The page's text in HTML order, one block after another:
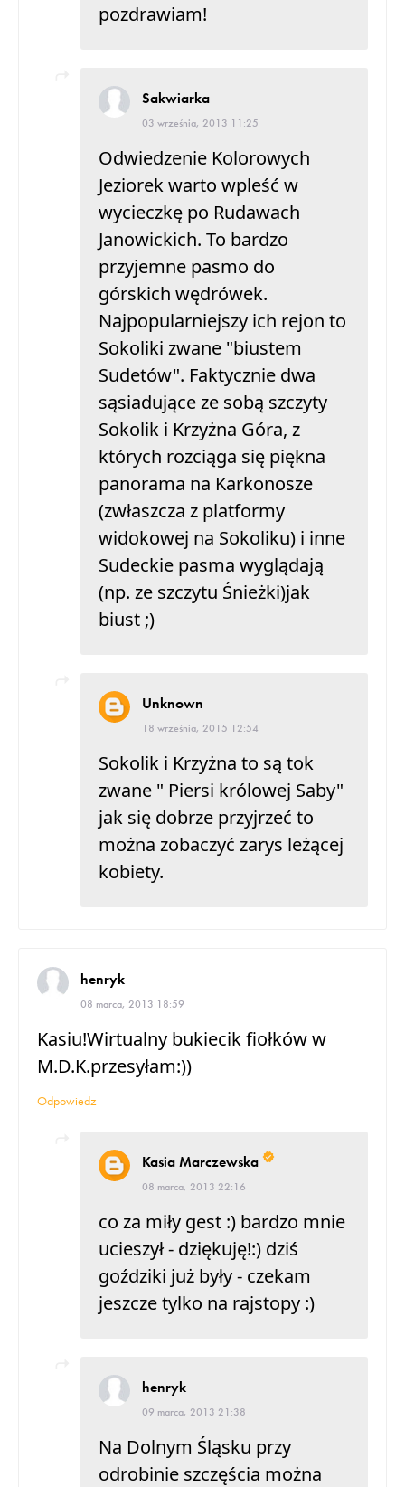
pozdrawiam!
Sakwiarka
03 września, 2013 11:25
Odwiedzenie Kolorowych
Jeziorek warto wpleść w
wycieczkę po Rudawach
Janowickich. To bardzo
przyjemne pasmo do
górskich wędrówek.
Najpopularniejszy ich rejon to
Sokoliki zwane "biustem
Sudetów". Faktycznie dwa
sąsiadujące ze sobą szczyty
Sokolik i Krzyżna Góra, z
których rozciąga się piękna
panorama na Karkonosze
(zwłaszcza z platformy
widokowej na Sokoliku) i inne
Sudeckie pasma wyglądają
(np. ze szczytu Śnieżki)jak
biust ;)
Unknown
18 września, 2015 12:54
Sokolik i Krzyżna to są tok
zwane " Piersi królowej Saby"
jak się dobrze przyjrzeć to
można zobaczyć zarys leżącej
kobiety.
henryk
08 marca, 2013 18:59
Kasiu!Wirtualny bukiecik fiołków w
M.D.K.przesyłam:))
Odpowiedz
Kasia Marczewska
08 marca, 2013 22:16
co za miły gest :) bardzo mnie
ucieszył - dziękuję!:) dziś
goździki już były - czekam
jeszcze tylko na rajstopy :)
henryk
09 marca, 2013 21:38
Na Dolnym Śląsku przy
odrobinie szczęścia można